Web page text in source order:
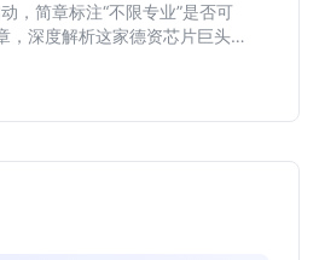
，简章标注“不限专业”是否可
，深度解析这家德资芯片巨头的
槛及投递策略，助你判断是否值